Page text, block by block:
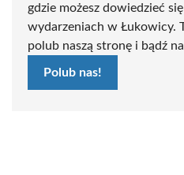
gdzie możesz dowiedzieć
wydarzeniach w Łukowicy.
polub naszą stronę i bądź
Polub nas!